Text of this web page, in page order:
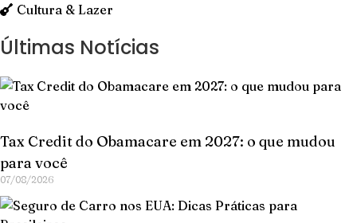
Cultura & Lazer
Últimas Notícias
Tax Credit do Obamacare em 2027: o que mudou
para você
07/08/2026